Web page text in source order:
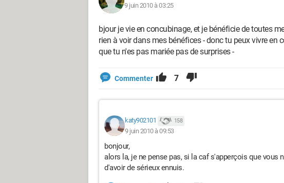
9 juin 2010 à 03:25
bjour je vie en concubinage, et je bénéficie de toutes
rien à voir dans mes bénéfices - donc tu peux vivre en
que tu n'es pas mariée pas de surprises -
Commenter 7
katy902101 158
9 juin 2010 à 09:53
bonjour,
alors la, je ne pense pas, si la caf s'apperçois que vous
d'avoir de sérieux ennuis.